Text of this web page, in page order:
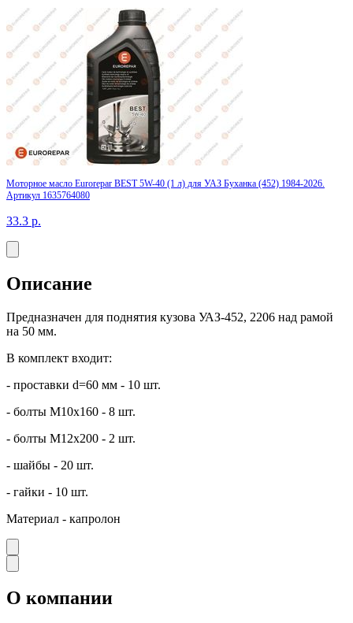
Моторное масло Eurorepar BEST 5W-40 (1 л) для УАЗ Буханка (452) 1984-2026.
Артикул 1635764080
33.3 р.
Описание
Предназначен для поднятия кузова УАЗ-452, 2206 над рамой
на 50 мм.
В комплект входит:
- проставки d=60 мм - 10 шт.
- болты М10х160 - 8 шт.
- болты М12х200 - 2 шт.
- шайбы - 20 шт.
- гайки - 10 шт.
Материал - капролон
О компании